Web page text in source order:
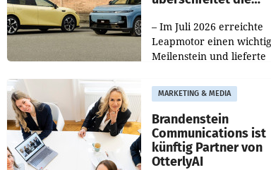
– Im Juli 2026 erreichte
Leapmotor einen
Meilenstein und lieferte
aus, womit sich das
gegenüber Juli 2025
verdoppelte (+102
MARKETING & MEDIA
Brandenstein
Communications ist
künftig Partner von
OtterlyAI